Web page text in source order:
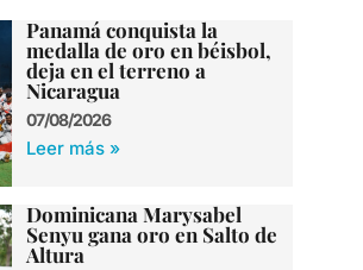
Panamá conquista la
medalla de oro en béisbol,
deja en el terreno a
Nicaragua
07/08/2026
Leer más »
Dominicana Marysabel
Senyu gana oro en Salto de
Altura